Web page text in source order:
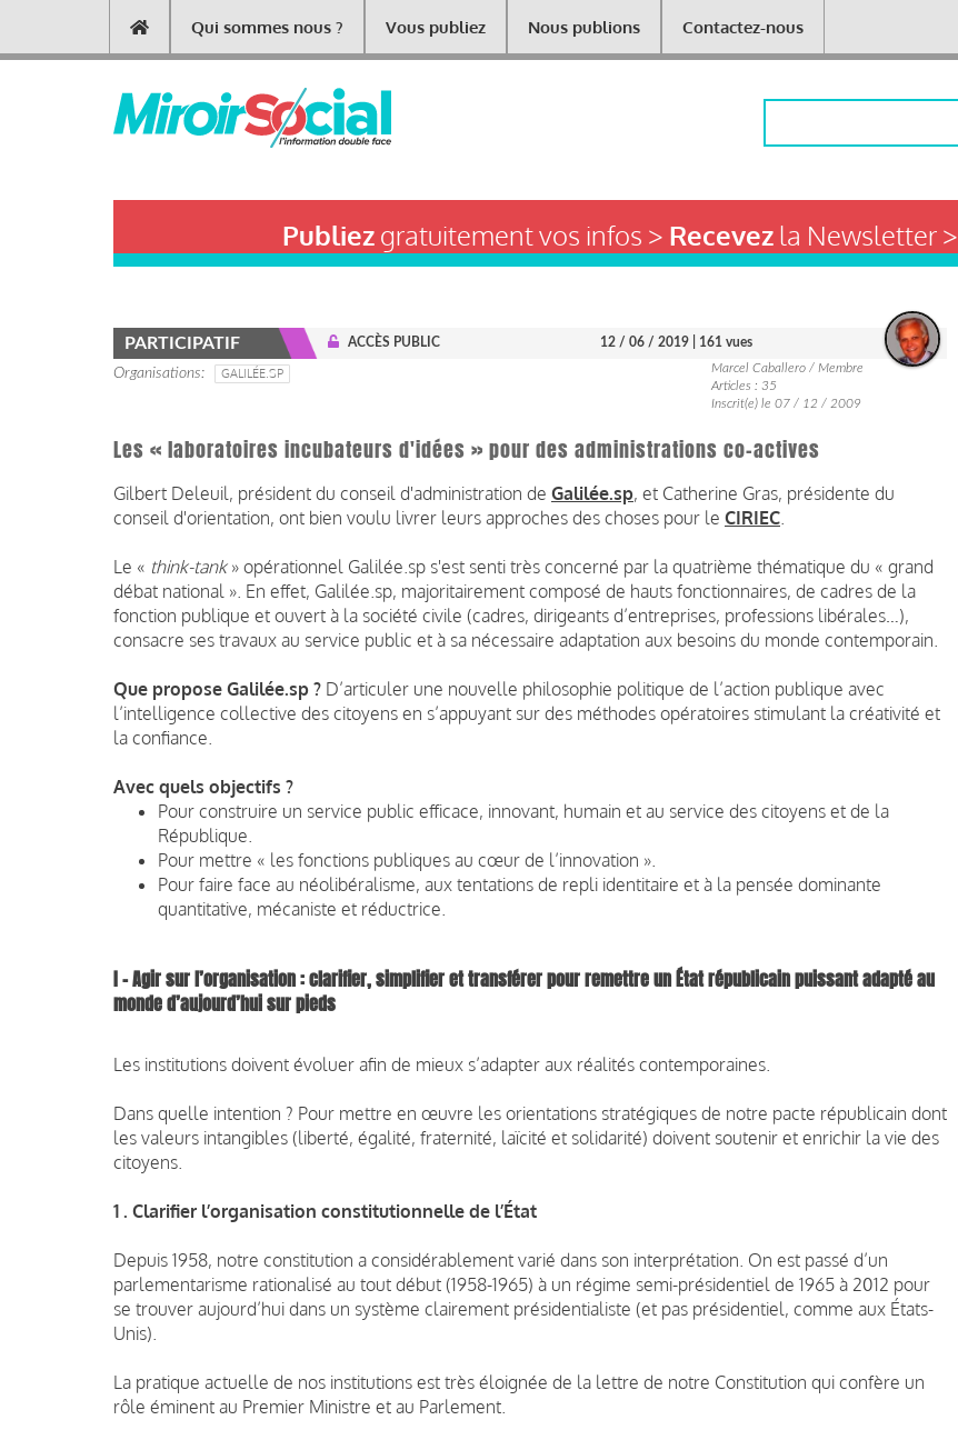
contenu
Main
navigation
Qui sommes nous ? Vous publiez Nous publions Contactez-nous
Publiezgratuitement vos infos > Recevezla Newsletter >
PARTICIPATIF ACCÈS PUBLIC 12 / 06 / 2019 | 161 vues
Organisations GALILÉE.SP
Marcel Caballero / Membre
Articles : 35
Inscrit(e) le 07 / 12 / 2009
Les « laboratoires incubateurs d'idées » pour des administrations co-actives
Gilbert Deleuil, président du conseil d'administration de Galilée.sp, et Catherine Gras, présidente du
conseil d'orientation, ont bien voulu livrer leurs approches des choses pour le CIRIEC
Le « think-tank» opérationnel Galilée.sp s'est senti très concerné par la quatrième thématique du « grand
débat national ». En effet, Galilée.sp, majoritairement composé de hauts fonctionnaires, de cadres de la
fonction publique et ouvert à la société civile (cadres, dirigeants d’entreprises, professions libérales…),
consacre ses travaux au service public et à sa nécessaire adaptation aux besoins du monde contemporain.
Que propose Galilée.sp ? D’articuler une nouvelle philosophie politique de l’action publique avec
l’intelligence collective des citoyens en s’appuyant sur des méthodes opératoires stimulant la créativité et
la confiance.
Avec quels objectifs ?
Pour construire un service public efficace, innovant, humain et au service des citoyens et de la
République.
Pour mettre « les fonctions publiques au cœur de l’innovation ».
Pour faire face au néolibéralisme, aux tentations de repli identitaire et à la pensée dominante
quantitative, mécaniste et réductrice.
I – Agir sur l’organisation : clarifier, simplifier et transférer pour remettre un État républicain puissant adapté au
monde d’aujourd’hui sur pieds
Les institutions doivent évoluer afin de mieux s’adapter aux réalités contemporaines.
Dans quelle intention ? Pour mettre en œuvre les orientations stratégiques de notre pacte républicain dont
les valeurs intangibles (liberté, égalité, fraternité, laïcité et solidarité) doivent soutenir et enrichir la vie des
citoyens.
1 . Clarifier l’organisation constitutionnelle de l’État
Depuis 1958, notre constitution a considérablement varié dans son interprétation. On est passé d’un
parlementarisme rationalisé au tout début (1958-1965) à un régime semi-présidentiel de 1965 à 2012 pour
se trouver aujourd’hui dans un système clairement présidentialiste (et pas présidentiel, comme aux États-
Unis).
La pratique actuelle de nos institutions est très éloignée de la lettre de notre Constitution qui confère un
rôle éminent au Premier Ministre et au Parlement.